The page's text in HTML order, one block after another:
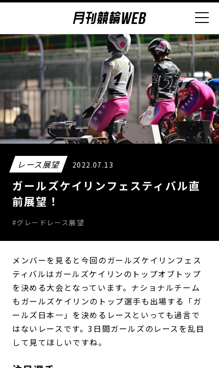
レース展望 2022.07.13
ガールズケイリンフェスティバル直
前展望！
#グレードレース展望
メンバーを見ると今回のガールズケイリンフェス
ティバルはガールズケイリンのトップオブトップ
を決める大会となっています。ナショナルチーム
もガールズケイリンのトップ選手も出場する「ガ
ールズ日本一」を決めるレースといっても過言で
はないレースです。3日間ガールズのレースを乱目
して見てほしいですね。